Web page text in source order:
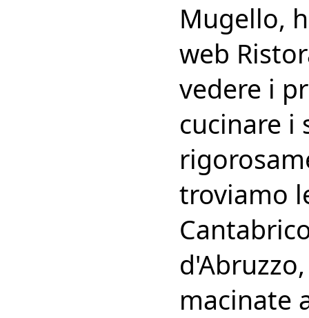
Mugello,
web
vedere i
cucinare
troviamo
macinate